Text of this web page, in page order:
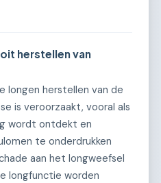
herstellen van
longen herstellen van de
is veroorzaakt, vooral als
wordt ontdekt en
te onderdrukken
aan het longweefsel
longfunctie worden